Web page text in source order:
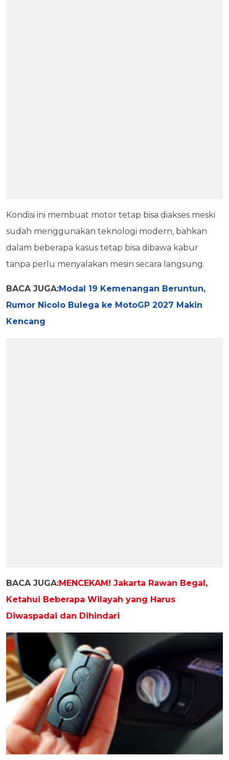
Kondisi ini membuat motor tetap bisa diakses meski
sudah menggunakan teknologi modern, bahkan
dalam beberapa kasus tetap bisa dibawa kabur
tanpa perlu menyalakan mesin secara langsung.
BACA JUGA:Modal 19 Kemenangan Beruntun,
Rumor Nicolo Bulega ke MotoGP 2027 Makin
Kencang
BACA JUGA:MENCEKAM! Jakarta Rawan Begal,
Ketahui Beberapa Wilayah yang Harus
Diwaspadai dan Dihindari